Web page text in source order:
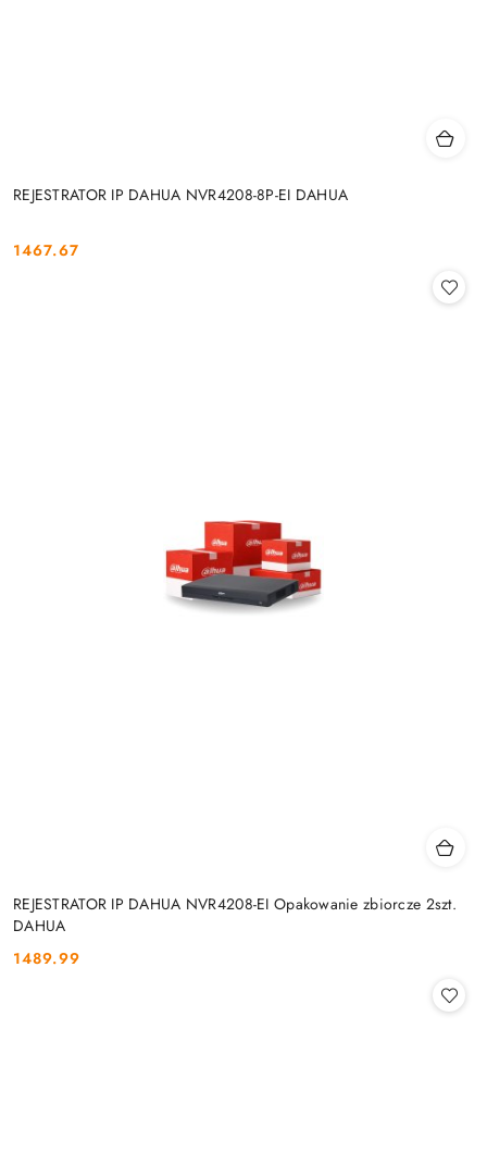
REJESTRATOR IP DAHUA NVR4208-8P-EI DAHUA
Cena:
1467.67
REJESTRATOR IP DAHUA NVR4208-EI Opakowanie zbiorcze 2szt.
DAHUA
Cena:
1489.99